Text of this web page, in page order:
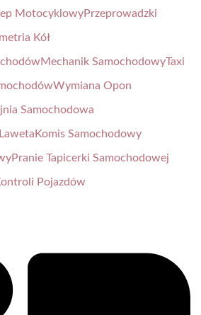
MotocyklowyPrzeprowadzki
Kół
Mechanik SamochodowyTaxi
Wymiana Opon
Samochodowa
Laweta Komis Samochodowy
Pranie Tapicerki Samochodowej
Pojazdów